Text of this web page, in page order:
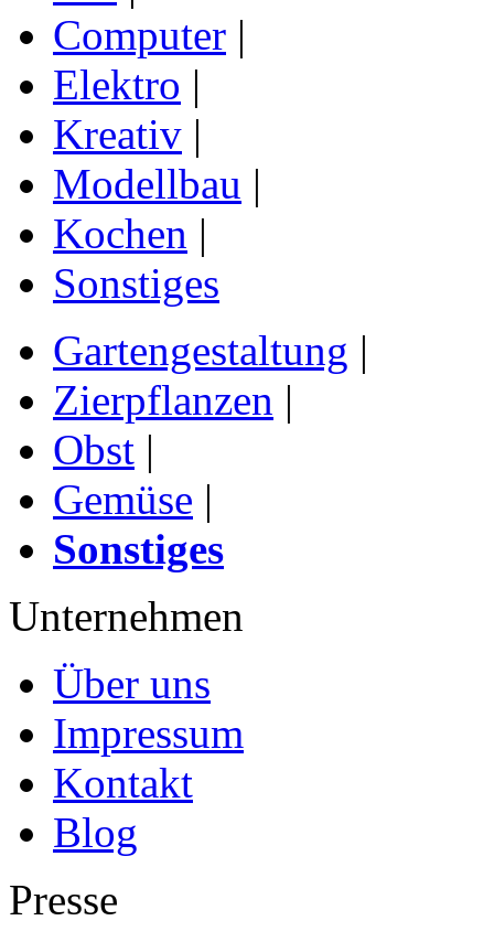
Computer |
Elektro |
Kreativ |
Modellbau |
Kochen |
Sonstiges
Gartengestaltung |
Zierpflanzen |
Obst |
Gemüse |
Sonstiges
Unternehmen
Über uns
Impressum
Kontakt
Blog
Presse